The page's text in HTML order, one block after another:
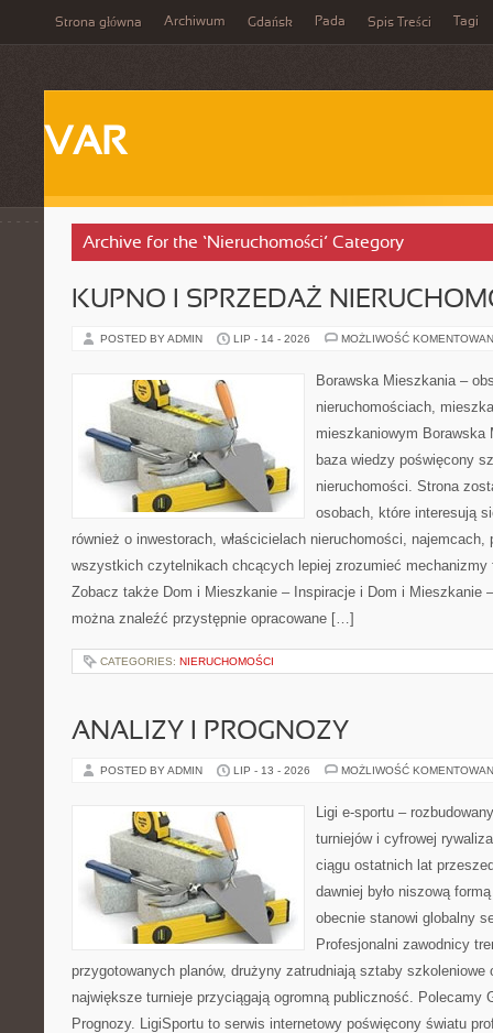
Strona główna Archiwum Gdańsk Pada Spis Treści Tagi
VAR
Archive for the ‘Nieruchomości’ Category
KUPNO I SPRZEDAŻ
POSTED BY ADMIN LIP - 14 - 2026 MOŻLIWOŚĆ
Borawska Mieszkania –
nieruchomościach,
mieszkaniowym Borawska
baza wiedzy poświęcony
nieruchomości. Strona
osobach, które interesują
również o inwestorach, właścicielach nieruchomości, najemcach,
wszystkich czytelnikach chcących lepiej zrozumieć mechanizmy
Zobacz także Dom i Mieszkanie – Inspiracje i Dom i Mieszkanie
można znaleźć przystępnie opracowane […]
CATEGORIES: NIERUCHOMOŚCI
ANALIZY I PROGNOZY
POSTED BY ADMIN LIP - 13 - 2026 MOŻLIWOŚĆ
Ligi e-sportu –
turniejów i cyfrowej
ciągu ostatnich lat
dawniej było niszową
obecnie stanowi globalny
Profesjonalni zawodnicy
przygotowanych planów, drużyny zatrudniają sztaby szkoleniowe
największe turnieje przyciągają ogromną publiczność. Polecamy
Prognozy. LigiSportu to serwis internetowy poświęcony światu